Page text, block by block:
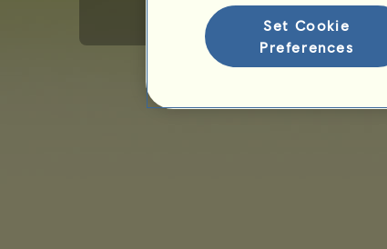
Általános felhasználói feltételek
Set Cookie
Preferences